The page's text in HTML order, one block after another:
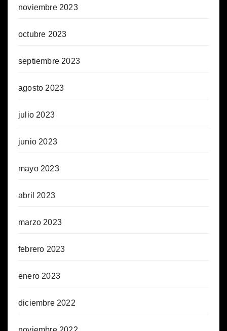
noviembre 2023
octubre 2023
septiembre 2023
agosto 2023
julio 2023
junio 2023
mayo 2023
abril 2023
marzo 2023
febrero 2023
enero 2023
diciembre 2022